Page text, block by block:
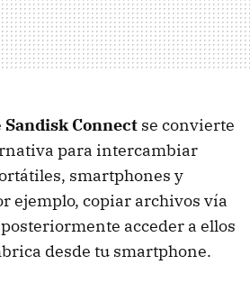
Sandisk Connect se convierte
para intercambiar
smartphones y
ejemplo, copiar archivos vía
acceder a ellos
desde tu smartphone.